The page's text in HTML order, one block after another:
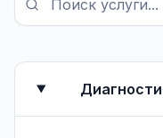
Аппаратное лечение